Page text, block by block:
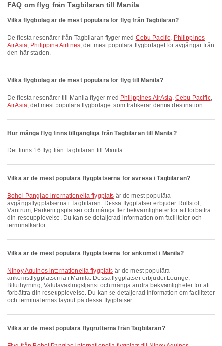
FAQ om flyg från Tagbilaran till Manila
Vilka flygbolag är de mest populära för flyg från Tagbilaran?
De flesta resenärer från Tagbilaran flyger med Cebu Pacific, Philippines
AirAsia, Philippine Airlines, det mest populära flygbolaget för avgångar från
den här staden.
Vilka flygbolag är de mest populära för flyg till Manila?
De flesta resenärer till Manila flyger med Philippines AirAsia, Cebu Pacific,
AirAsia, det mest populära flygbolaget som trafikerar denna destination.
Hur många flyg finns tillgängliga från Tagbilaran till Manila?
Det finns 16 flyg från Tagbilaran till Manila.
Vilka är de mest populära flygplatserna för avresa i Tagbilaran?
Bohol Panglao internationella flygplats är de mest populära
avgångsflygplatserna i Tagbilaran. Dessa flygplatser erbjuder Rullstol,
Väntrum, Parkeringsplatser och många fler bekvämligheter för att förbättra
din reseupplevelse. Du kan se detaljerad information om faciliteter och
terminalkartor.
Vilka är de mest populära flygplatserna för ankomst i Manila?
Ninoy Aquinos internationella flygplats är de mest populära
ankomstflygplatserna i Manila. Dessa flygplatser erbjuder Lounge,
Biluthyrning, Valutaväxlingstjänst och många andra bekvämligheter för att
förbättra din reseupplevelse. Du kan se detaljerad information om faciliteter
och terminalernas layout på dessa flygplatser.
Vilka är de mest populära flygrutterna från Tagbilaran?